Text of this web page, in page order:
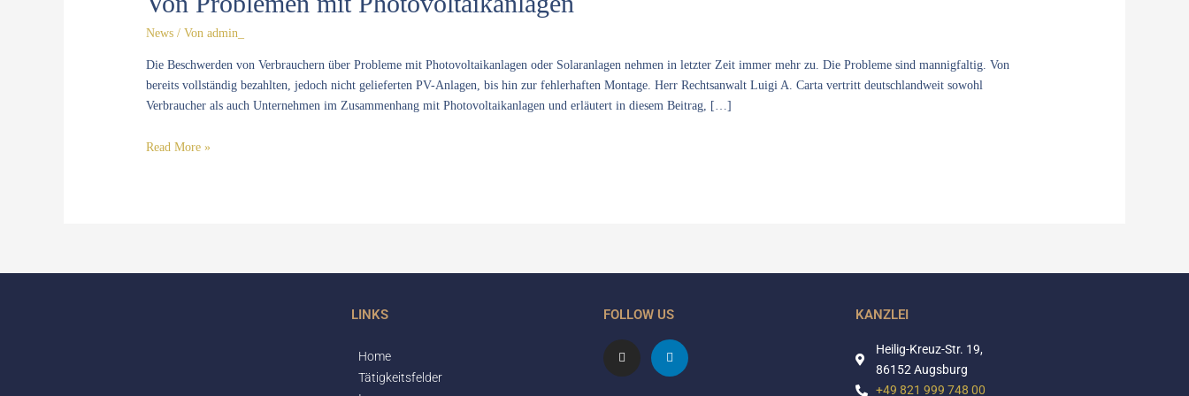
News / Vonadmin_
Die Beschwerden von Verbrauchern über Probleme mit Photovoltaikanlagen oder Solaranlagen nehmen in letzter Zeit immer mehr zu. Die Probleme sind mannigfaltig. Von
bereits vollständig bezahlten, jedoch nicht gelieferten PV-Anlagen, bis hin zur fehlerhaften Montage. Herr Rechtsanwalt Luigi A. Carta vertritt deutschlandweit sowohl
Verbraucher als auch Unternehmen im Zusammenhang mit Photovoltaikanlagen und erläutert in diesem Beitrag, […]
Read More »
LINKS
Home
Tätigkeitsfelder
FOLLOW US
n
L
i
KANZLEI
Heilig-Kreuz-Str. 19,
86152 Augsburg
+49 821 999 748 00